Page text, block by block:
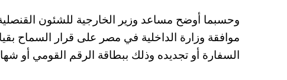
وحسبما أوضح مساعد وزير الخارجية للشئون
موافقة وزارة الداخلية في مصر على قرار السماح
السفارة أو تجديده وذلك ببطاقة الرقم القومي أو